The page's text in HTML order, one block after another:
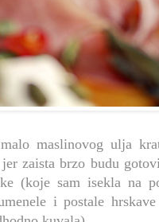
maslinovog ulja
zaista brzo budu
(koje sam isekla na
i postale